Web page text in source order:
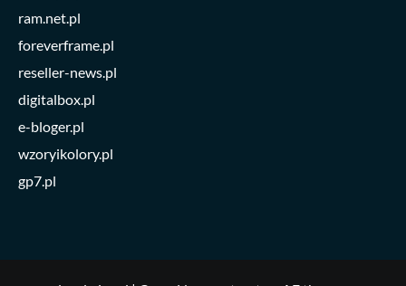
ram.net.pl
foreverframe.pl
reseller-news.pl
digitalbox.pl
e-bloger.pl
wzoryikolory.pl
gp7.pl